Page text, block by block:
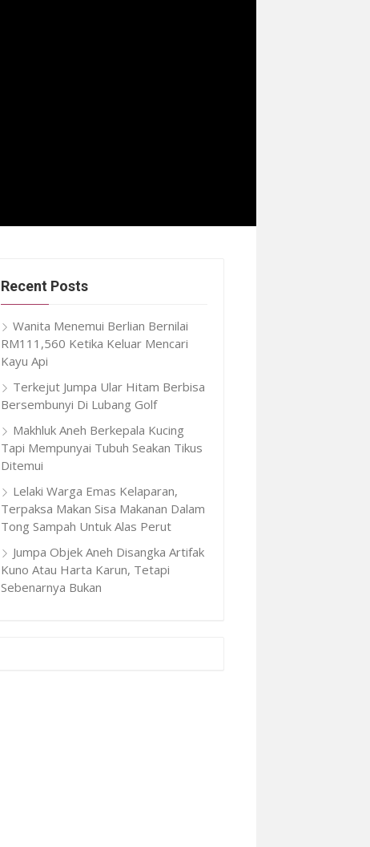
Recent Posts
Wanita Menemui Berlian Bernilai
RM111,560 Ketika Keluar Mencari
Kayu Api
Terkejut Jumpa Ular Hitam Berbisa
Bersembunyi Di Lubang Golf
Makhluk Aneh Berkepala Kucing
Tapi Mempunyai Tubuh Seakan Tikus
Ditemui
Lelaki Warga Emas Kelaparan,
Terpaksa Makan Sisa Makanan Dalam
Tong Sampah Untuk Alas Perut
Jumpa Objek Aneh Disangka Artifak
Kuno Atau Harta Karun, Tetapi
Sebenarnya Bukan